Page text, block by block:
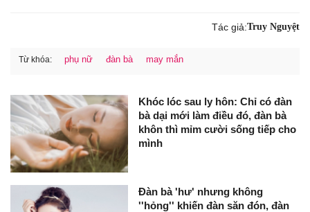
Tác giả:Truy Nguyệt
Từ khóa: phụ nữ đàn bà may mắn
Khóc lóc sau ly hôn: Chỉ có đàn
bà dại mới làm điều đó, đàn bà
khôn thì mỉm cười sống tiếp cho
mình
Đàn bà 'hư' nhưng không
''hỏng'' khiến đàn săn đón, đàn